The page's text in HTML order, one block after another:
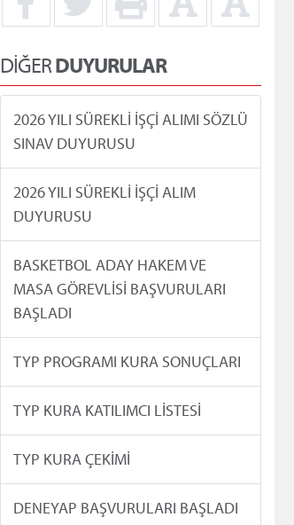
DİĞERDUYURULAR
2026 YILI SÜREKLİ İŞÇİ ALIMI SÖZLÜ
SINAV DUYURUSU
2026 YILI SÜREKLİ İŞÇİ ALIM
DUYURUSU
BASKETBOL ADAY HAKEM VE
MASA GÖREVLİSİ BAŞVURULARI
BAŞLADI
TYP PROGRAMI KURA SONUÇLARI
TYP KURA KATILIMCI LİSTESİ
TYP KURA ÇEKİMİ
DENEYAP BAŞVURULARI BAŞLADI